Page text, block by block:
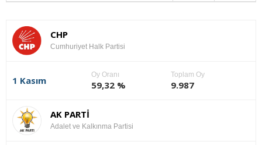
CHP
Cumhuriyet Halk Partisi
1 Kasım
Oy Oranı
59,32 %
Toplam Oy
9.987
AK PARTİ
Adalet ve Kalkınma Partisi